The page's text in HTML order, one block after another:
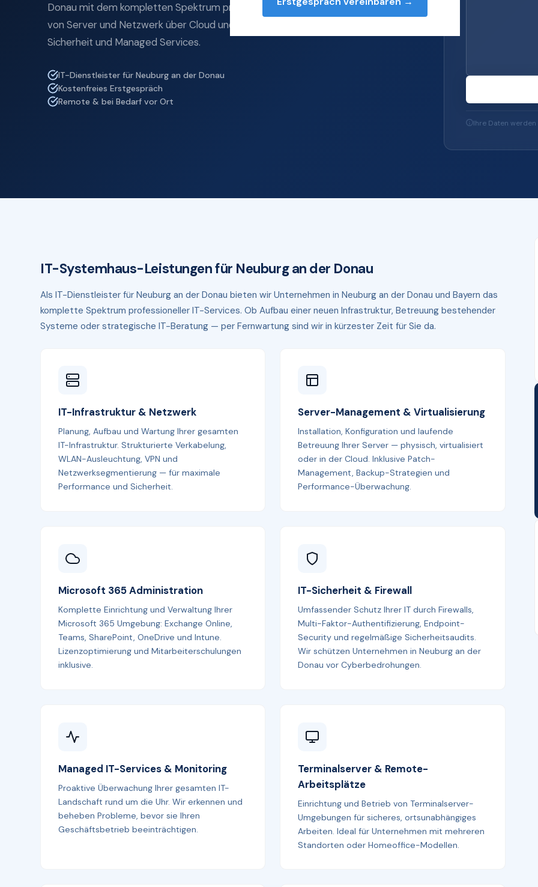
Donau mit dem kompletten Spektrum professioneller IT-Services —
von Server und Netzwerk über Cloud und Microsoft 365 bis zu IT-
Sicherheit und Managed Services.
IT-Dienstleister für Neuburg an der Donau
Kostenfreies Erstgespräch
Remote & bei Bedarf vor Ort
Ihre Daten
IT-Systemhaus-Leistungen für Neuburg an der Donau
Als IT-Dienstleister für Neuburg an der Donau bieten wir Unternehmen in Neuburg an der Donau und Bayern das
komplette Spektrum professioneller IT-Services. Ob Aufbau einer neuen Infrastruktur, Betreuung bestehender
Systeme oder strategische IT-Beratung — per Fernwartung sind wir in kürzester Zeit für Sie da.
IT-Infrastruktur & Netzwerk
Planung, Aufbau und Wartung Ihrer gesamten
IT-Infrastruktur. Strukturierte Verkabelung,
WLAN-Ausleuchtung, VPN und
Netzwerksegmentierung — für maximale
Performance und Sicherheit.
Server-Management & Virtualisierung
Installation, Konfiguration und laufende
Betreuung Ihrer Server — physisch, virtualisiert
oder in der Cloud. Inklusive Patch-
Management, Backup-Strategien und
Performance-Überwachung.
Microsoft 365 Administration
Komplette Einrichtung und Verwaltung Ihrer
Microsoft 365 Umgebung: Exchange Online,
Teams, SharePoint, OneDrive und Intune.
Lizenzoptimierung und Mitarbeiterschulungen
inklusive.
IT-Sicherheit & Firewall
Umfassender Schutz Ihrer IT durch Firewalls,
Multi-Faktor-Authentifizierung, Endpoint-
Security und regelmäßige Sicherheitsaudits.
Wir schützen Unternehmen in Neuburg an der
Donau vor Cyberbedrohungen.
Managed IT-Services & Monitoring
Proaktive Überwachung Ihrer gesamten IT-
Landschaft rund um die Uhr. Wir erkennen und
beheben Probleme, bevor sie Ihren
Geschäftsbetrieb beeinträchtigen.
Terminalserver & Remote-
Arbeitsplätze
Einrichtung und Betrieb von Terminalserver-
Umgebungen für sicheres, ortsunabhängiges
Arbeiten. Ideal für Unternehmen mit mehreren
Standorten oder Homeoffice-Modellen.